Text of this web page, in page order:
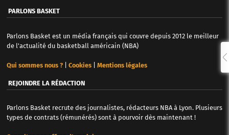
PARLONS BASKET
Parlons Basket est un média français qui couvre depuis 2012 le meilleur
de l'actualité du basketball américain (NBA)
Qui sommes nous ?| Cookies| Mentions légales
REJOINDRE LA RÉDACTION
Parlons Basket recrute des journalistes, rédacteurs NBA à Lyon. Plusieurs
types de contrats (rémunérés) sont à pourvoir dès maintenant !